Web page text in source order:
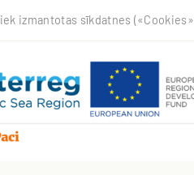
izmantotas sīkdatnes